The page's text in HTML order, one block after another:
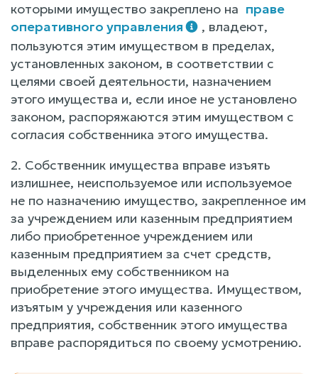
которыми имущество закреплено на праве
оперативного управления
, владеют,
пользуются этим имуществом в пределах,
установленных законом, в соответствии с
целями своей деятельности, назначением
этого имущества и, если иное не установлено
законом, распоряжаются этим имуществом с
согласия собственника этого имущества.
2. Собственник имущества вправе изъять
излишнее, неиспользуемое или используемое
не по назначению имущество, закрепленное им
за учреждением или казенным предприятием
либо приобретенное учреждением или
казенным предприятием за счет средств,
выделенных ему собственником на
приобретение этого имущества. Имуществом,
изъятым у учреждения или казенного
предприятия, собственник этого имущества
вправе распорядиться по своему усмотрению.